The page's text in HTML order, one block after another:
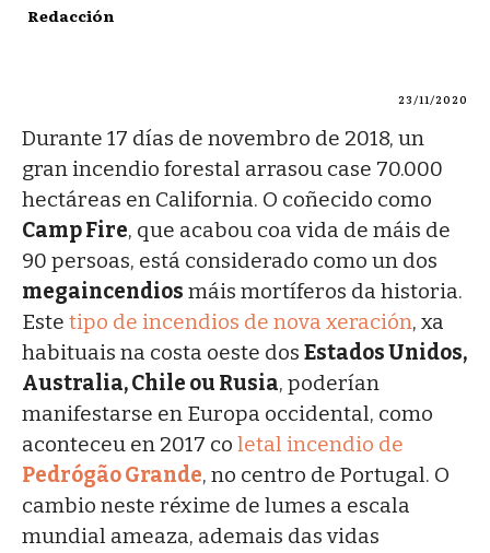
Redacción
23/11/2020
Durante 17 días de novembro de 2018, un
gran incendio forestal arrasou case 70.000
hectáreas en California. O coñecido como
Camp Fire, que acabou coa vida de máis de
90 persoas, está considerado como un dos
megaincendios máis mortíferos da historia.
Este tipo de incendios de nova xeración, xa
habituais na costa oeste dos Estados Unidos,
Australia, Chile ou Rusia, poderían
manifestarse en Europa occidental, como
aconteceu en 2017 co letal incendio de
PedrógãoGrande, no centro de Portugal. O
cambio neste réxime de lumes a escala
mundial ameaza, ademais das vidas